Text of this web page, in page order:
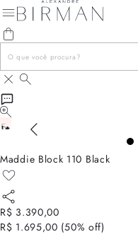
Maddie Block 110 Black
R$ 3.390,00
R$ 1.695,00 (50% off)